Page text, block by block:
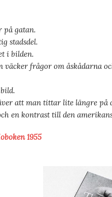
på gatan.
stadsdel.
i bilden.
väcker frågor om åskådarna
att man tittar lite längre på
en kontrast till den
1955